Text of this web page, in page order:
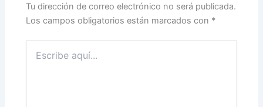
Tu dirección de correo electrónico no será publicada.
Los campos obligatorios están marcados con *
aquí...